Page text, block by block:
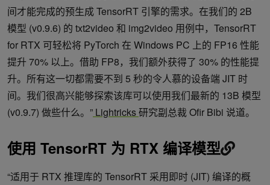
间才能完成的预生成 TensorRT 引擎的需求。在我们的 2B
模型 (v0.9.6) 的 txt2video 和 img2video 用例中，TensorRT
for RTX 可轻松将 PyTorch 在 Windows PC 上的 FP16 性能
提升 70% 以上。借助 FP8，我们额外获得了 30% 的性能提
升。所有这一切都需要不到 5 秒的令人慕的设备端 JIT 时
间。我们很高兴能够探索该库可以使用我们最新的 13B 模型
(v0.9.7) 做些什么。” Lightricks研究副总裁 Ofir Bibi 说道。
使用 TensorRT 为 RTX 编译模型
“适用于 RTX 推理库的 TensorRT 采用即时 (JIT) 编译的概